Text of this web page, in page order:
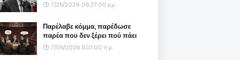
7/25/2026 06:27:00 μ.μ.
Παρέλαβε κόμμα, παρέδωσε
παρέα που δεν ξέρει πού πάει
7/05/2026 11:07:00 π.μ.